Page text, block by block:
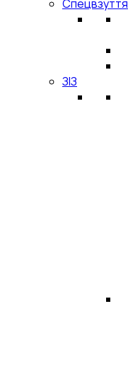
Спецвзуття
ЗІЗ